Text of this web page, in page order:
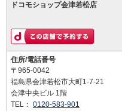
ドコモショップ会津若松店
住所/電話番号
〒965-0042
福島県会津若松市大町1-7-21
会津中央ビル 1階
TEL： 0120-583-901